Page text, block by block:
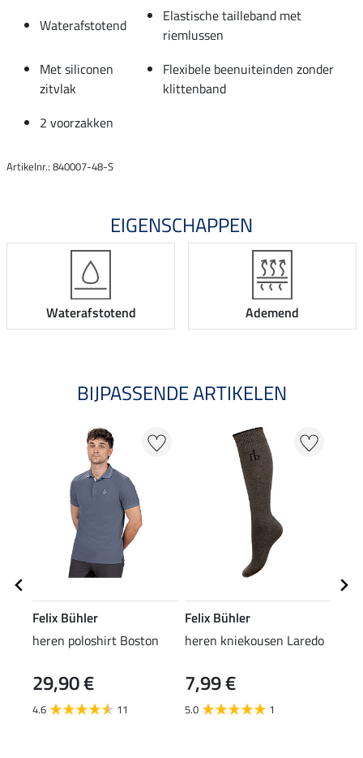
Waterafstotend
Elastische tailleband met
riemlussen
Met siliconen
zitvlak
Flexibele beenuiteinden zonder
klittenband
2 voorzakken
Artikelnr.: 840007-48-S
EIGENSCHAPPEN
Waterafstotend Ademend
BIJPASSENDE ARTIKELEN
Felix Bühler
heren poloshirt Boston
29,90 €
4.6 11
Felix Bühler
heren kniekousen Laredo
7,99 €
5.0 1